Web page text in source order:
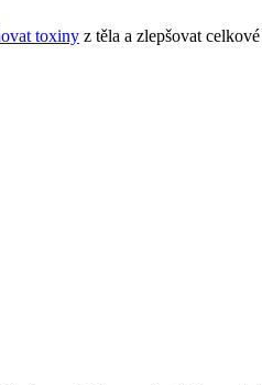
toxiny z těla a zlepšovat